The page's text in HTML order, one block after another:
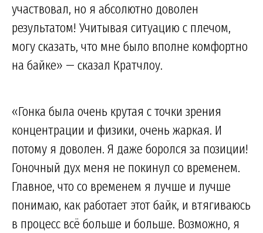
участвовал, но я абсолютно доволен
результатом! Учитывая ситуацию с плечом,
могу сказать, что мне было вполне комфортно
на байке» — сказал Кратчлоу.
«Гонка была очень крутая с точки зрения
концентрации и физики, очень жаркая. И
потому я доволен. Я даже боролся за позиции!
Гоночный дух меня не покинул со временем.
Главное, что со временем я лучше и лучше
понимаю, как работает этот байк, и втягиваюсь
в процесс всё больше и больше. Возможно, я